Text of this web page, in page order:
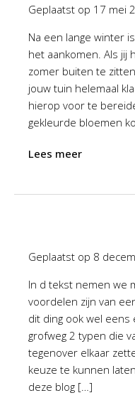
Geplaatst op 17 mei
Na een lange winter
het aankomen. Als jij
zomer buiten te
jouw tuin helemaal
hierop voor te
gekleurde bloemen
Lees meer
Geplaatst op 8
In d tekst nemen we
voordelen zijn van
dit ding ook wel
grofweg 2 typen die
tegenover elkaar
keuze te kunnen
deze blog […]